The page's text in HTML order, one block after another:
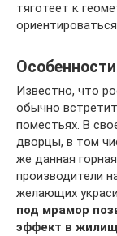
тяготеет к
Особенности
Известно, что
обычно
поместьях. В
дворцы, в том
же данная
производители
желающих
под мрамор
эффект в